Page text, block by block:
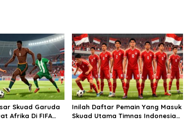
Skuad Garuda
Afrika Di FIFA
Inilah Daftar Pemain Yang Masuk
Skuad Utama Timnas Indonesia